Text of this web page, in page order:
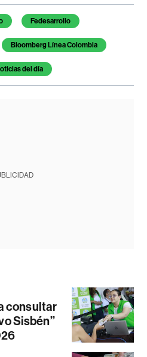
Fedesarrollo
Bloomberg Línea Colombia
del día
consultar
Sisbén”